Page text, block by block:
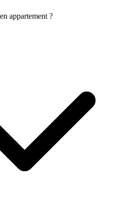
appartement ?